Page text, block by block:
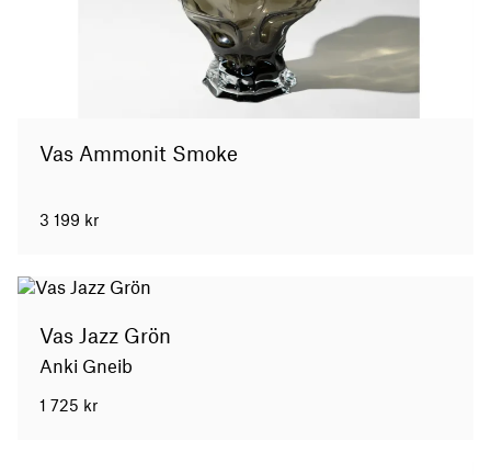
Vas Ammonit Smoke
3 199 kr
Vas Jazz Grön
Anki Gneib
1 725 kr